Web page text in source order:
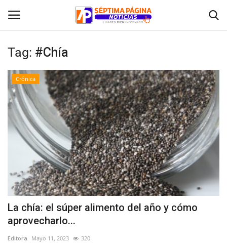
Inicio
Crónica
Policial
Tribunales
Deporte
Política
Espectáculos
Tag: #Chía
Crónica
La chía: el súper alimento del año y cómo
aprovecharlo...
Editora Mayo 11, 2023 320